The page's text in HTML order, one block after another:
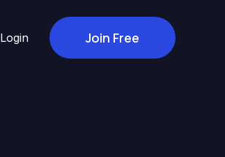
Login Join Free